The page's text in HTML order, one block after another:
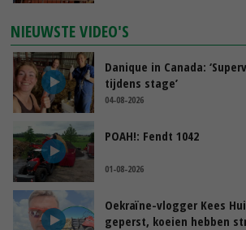
NIEUWSTE VIDEO'S
Danique in Canada:
tijdens stage’
04-08-2026
POAH!: Fendt 1042
01-08-2026
Oekraïne-vlogger Kees
geperst, koeien hebben